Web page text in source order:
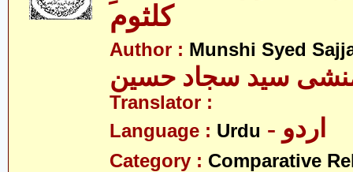
کلثوم
Author : Munshi Syed
سید سجاد حسین
Translator :
Language : Urdu - اردو
Category : Comparative